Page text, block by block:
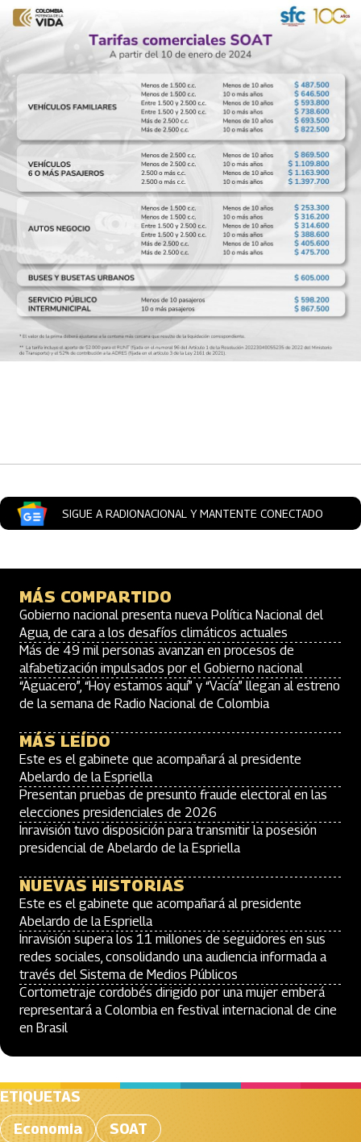
SIGUE A RADIONACIONAL Y MANTENTE CONECTADO
MÁS COMPARTIDO
Gobierno nacional presenta nueva Política Nacional del
Agua, de cara a los desafíos climáticos actuales
Más de 49 mil personas avanzan en procesos de
alfabetización impulsados por el Gobierno nacional
“Aguacero”, “Hoy estamos aquí” y “Vacía” llegan al estreno
de la semana de Radio Nacional de Colombia
MÁS LEÍDO
Este es el gabinete que acompañará al presidente
Abelardo de la Espriella
Presentan pruebas de presunto fraude electoral en las
elecciones presidenciales de 2026
Inravisión tuvo disposición para transmitir la posesión
presidencial de Abelardo de la Espriella
NUEVAS HISTORIAS
Este es el gabinete que acompañará al presidente
Abelardo de la Espriella
Inravisión supera los 11 millones de seguidores en sus
redes sociales, consolidando una audiencia informada a
través del Sistema de Medios Públicos
Cortometraje cordobés dirigido por una mujer emberá
representará a Colombia en festival internacional de cine
en Brasil
ETIQUETAS
Economia
SOAT